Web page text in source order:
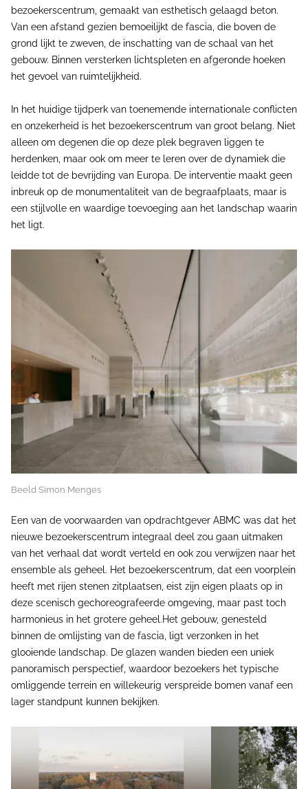
bezoekerscentrum, gemaakt van esthetisch gelaagd beton.
Van een afstand gezien bemoeilijkt de fascia, die boven de
grond lijkt te zweven, de inschatting van de schaal van het
gebouw. Binnen versterken lichtspleten en afgeronde hoeken
het gevoel van ruimtelijkheid.
In het huidige tijdperk van toenemende internationale conflicten
en onzekerheid is het bezoekerscentrum van groot belang. Niet
alleen om degenen die op deze plek begraven liggen te
herdenken, maar ook om meer te leren over de dynamiek die
leidde tot de bevrijding van Europa. De interventie maakt geen
inbreuk op de monumentaliteit van de begraafplaats, maar is
een stijlvolle en waardige toevoeging aan het landschap waarin
het ligt.
Beeld Simon Menges
Een van de voorwaarden van opdrachtgever ABMC was dat het
nieuwe bezoekerscentrum integraal deel zou gaan uitmaken
van het verhaal dat wordt verteld en ook zou verwijzen naar het
ensemble als geheel. Het bezoekerscentrum, dat een voorplein
heeft met rijen stenen zitplaatsen, eist zijn eigen plaats op in
deze scenisch gechoreografeerde omgeving, maar past toch
harmonieus in het grotere geheel.Het gebouw, genesteld
binnen de omlijsting van de fascia, ligt verzonken in het
glooiende landschap. De glazen wanden bieden een uniek
panoramisch perspectief, waardoor bezoekers het typische
omliggende terrein en willekeurig verspreide bomen vanaf een
lager standpunt kunnen bekijken.